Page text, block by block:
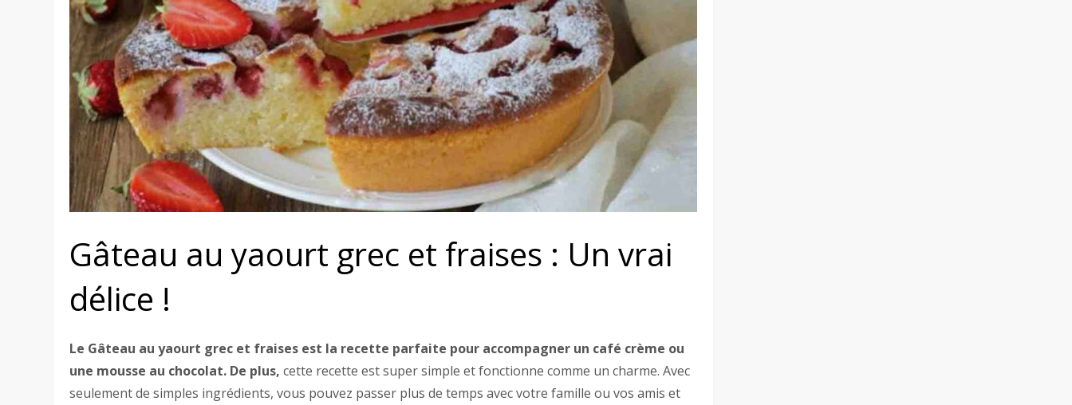
Gâteau au yaourt grec et fraises : Un vrai
délice !
Le Gâteau au yaourt grec et fraises est la recette parfaite pour accompagner un café crème ou
une mousse au chocolat. De plus, cette recette est super simple et fonctionne comme un charme. Avec
seulement de simples ingrédients, vous pouvez passer plus de temps avec votre famille ou vos amis et